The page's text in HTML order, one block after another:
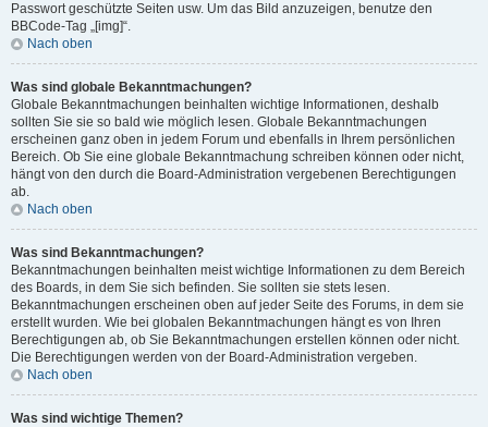
Passwort geschützte Seiten usw. Um das Bild anzuzeigen, benutze den
BBCode-Tag „[img]“.
Nach oben
Was sind globale Bekanntmachungen?
Globale Bekanntmachungen beinhalten wichtige Informationen, deshalb
sollten Sie sie so bald wie möglich lesen. Globale Bekanntmachungen
erscheinen ganz oben in jedem Forum und ebenfalls in Ihrem persönlichen
Bereich. Ob Sie eine globale Bekanntmachung schreiben können oder nicht,
hängt von den durch die Board-Administration vergebenen Berechtigungen
ab.
Nach oben
Was sind Bekanntmachungen?
Bekanntmachungen beinhalten meist wichtige Informationen zu dem Bereich
des Boards, in dem Sie sich befinden. Sie sollten sie stets lesen.
Bekanntmachungen erscheinen oben auf jeder Seite des Forums, in dem sie
erstellt wurden. Wie bei globalen Bekanntmachungen hängt es von Ihren
Berechtigungen ab, ob Sie Bekanntmachungen erstellen können oder nicht.
Die Berechtigungen werden von der Board-Administration vergeben.
Nach oben
Was sind wichtige Themen?